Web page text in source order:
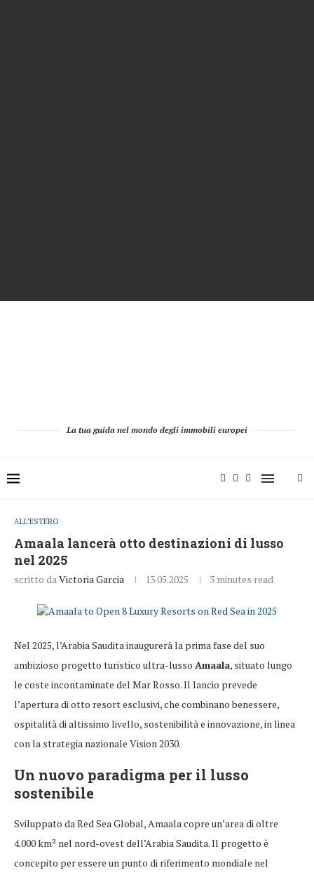
La tua guida nel mondo degli immobili europei
ALL’ESTERO
Amaala lancerà otto destinazioni di lusso
nel 2025
scritto daVictoria Garcia 13.05.2025 3 minutes read
Nel 2025, l’Arabia Saudita inaugurerà la prima fase del suo
ambizioso progetto turistico ultra-lusso Amaala, situato lungo
le coste incontaminate del Mar Rosso. Il lancio prevede
l’apertura di otto resort esclusivi, che combinano benessere,
ospitalità di altissimo livello, sostenibilità e innovazione, in linea
con la strategia nazionale Vision 2030.
Un nuovo paradigma per il lusso
sostenibile
Sviluppato da Red Sea Global, Amaala copre un’area di oltre
4.000 km² nel nord-ovest dell’Arabia Saudita. Il progetto è
concepito per essere un punto di riferimento mondiale nel